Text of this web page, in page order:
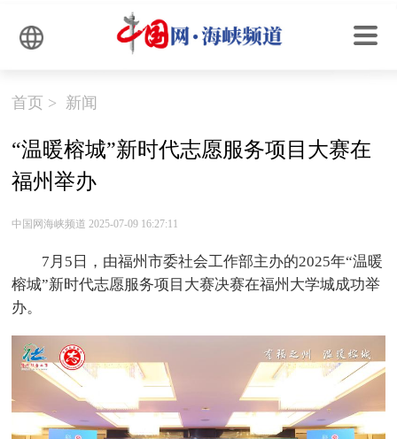
首页 > 新闻
“温暖榕城”新时代志愿服务项目大赛在
福州举办
中国网海峡频道 2025-07-09 16:27:11
7月5日，由福州市委社会工作部主办的2025年“温暖
榕城”新时代志愿服务项目大赛决赛在福州大学城成功举
办。